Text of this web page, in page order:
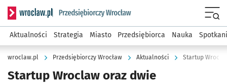
Serwis informacyjny wroclaw.pl podserwis: Strategia
Aktualności Strategia Miasto Przedsiębiorca Nauka
wroclaw.pl Przedsiębiorczy Wrocław Aktualności Startup
Startup Wroclaw oraz dwie